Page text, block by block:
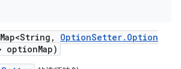
, OptionSetter. Option
optionMap)